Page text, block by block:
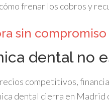
frenar los cobros y
sin compromiso
dental no
competitivos,
dental cierra en Madrid